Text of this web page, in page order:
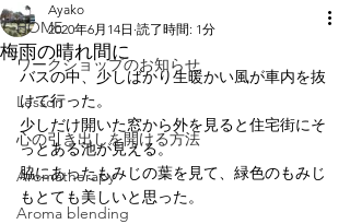
HOME
ワークショップのお知らせ
Lesson
心の引き出しを開ける方法
Aromatherapy
Aroma blending
梅雨の晴れ間に
Ayako
2020年6月14日 読了時間: 1分
バスの中、少しばかり生暖かい風が車内を抜
けて行った。
少しだけ開いた窓から外を見ると住宅街にそ
っとある池が見える。
脇にあったもみじの葉を見て、緑色のもみじ
もとても美しいと思った。